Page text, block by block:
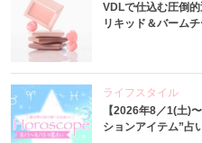
VDLで仕込む圧倒
リキッド＆バーム
ライフスタイル
【2026年8／1(土)
ションアイテム”占